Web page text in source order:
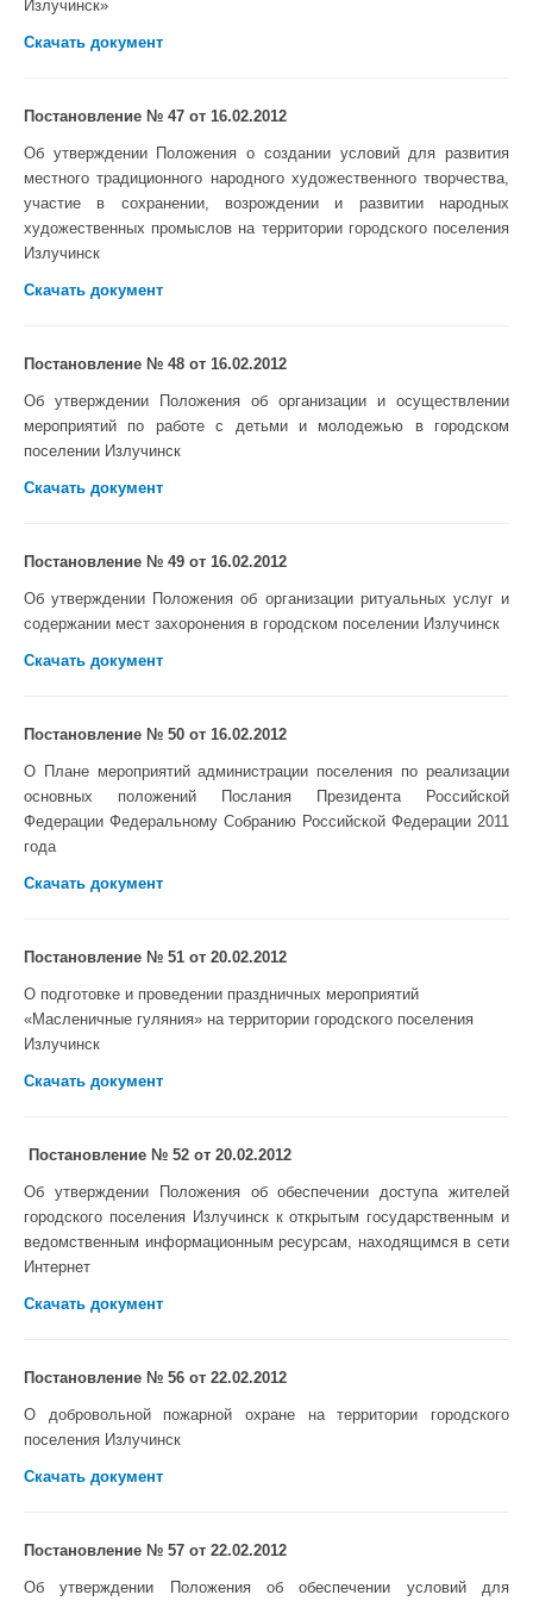
Излучинск»
Скачать документ
Постановление № 47 от 16.02.2012
Об утверждении Положения о создании условий для развития
местного традиционного народного художественного творчества,
участие в сохранении, возрождении и развитии народных
художественных промыслов на территории городского поселения
Излучинск
Скачать документ
Постановление № 48 от 16.02.2012
Об утверждении Положения об организации и осуществлении
мероприятий по работе с детьми и молодежью в городском
поселении Излучинск
Скачать документ
Постановление № 49 от 16.02.2012
Об утверждении Положения об организации ритуальных услуг и
содержании мест захоронения в городском поселении Излучинск
Скачать документ
Постановление № 50 от 16.02.2012
О Плане мероприятий администрации поселения по реализации
основных положений Послания Президента Российской
Федерации Федеральному Собранию Российской Федерации 2011
года
Скачать документ
Постановление № 51 от 20.02.2012
О подготовке и проведении праздничных мероприятий
«Масленичные гуляния» на территории городского поселения
Излучинск
Скачать документ
Постановление № 52 от 20.02.2012
Об утверждении Положения об обеспечении доступа жителей
городского поселения Излучинск к открытым государственным и
ведомственным информационным ресурсам, находящимся в сети
Интернет
Скачать документ
Постановление № 56 от 22.02.2012
О добровольной пожарной охране на территории городского
поселения Излучинск
Скачать документ
Постановление № 57 от 22.02.2012
Об утверждении Положения об обеспечении условий для